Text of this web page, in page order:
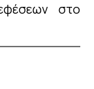
στο